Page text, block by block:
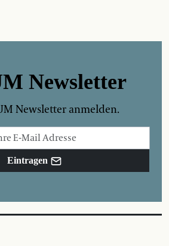
Newsletter
Newsletter anmelden.
Eintragen